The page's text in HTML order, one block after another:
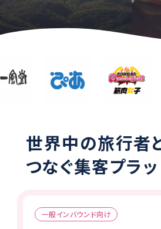
世界中の旅行者
つなぐ集客プラ
一般インバウンド向け